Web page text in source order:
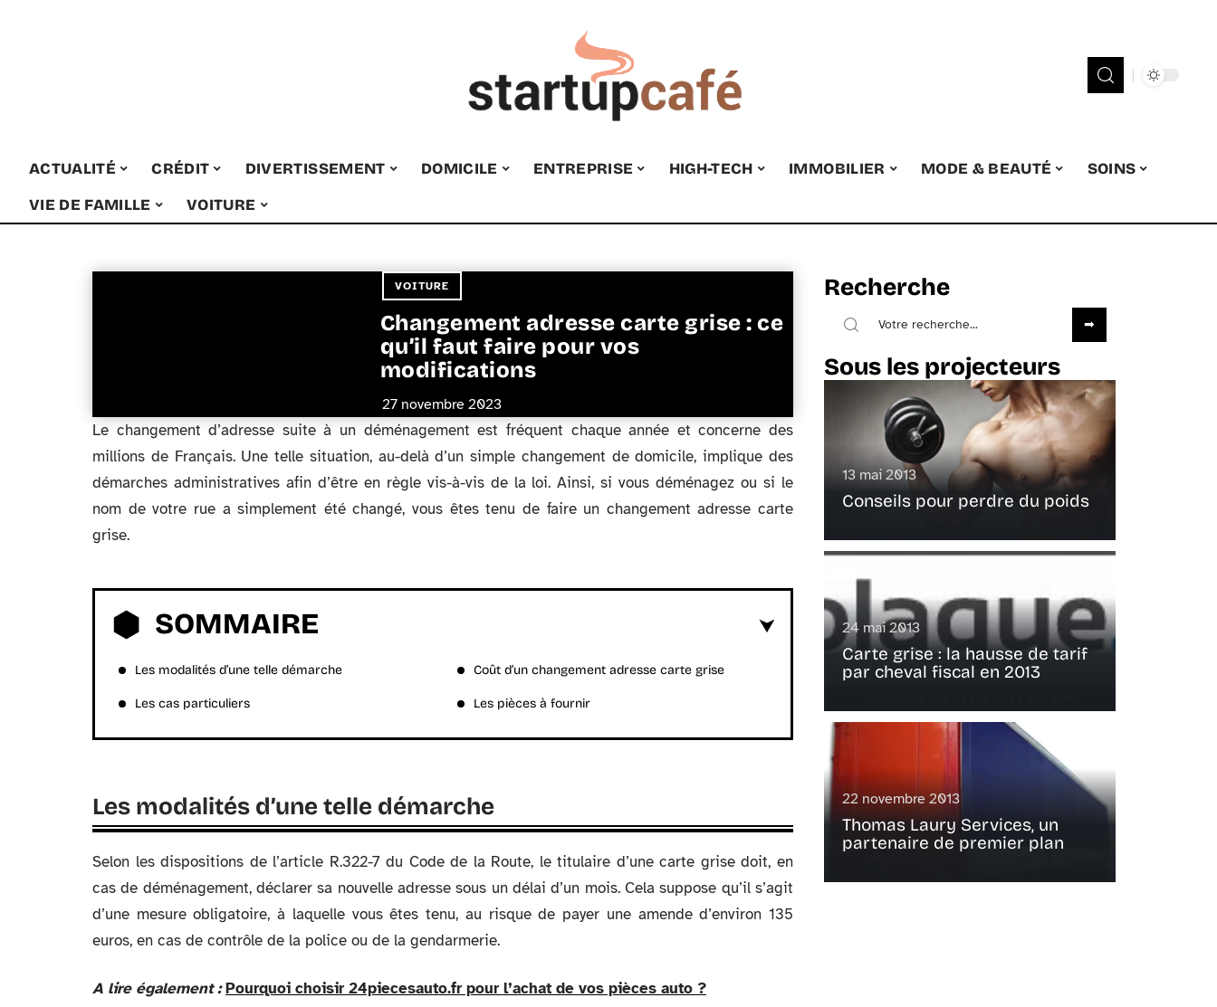
ACTUALITÉ CRÉDIT DIVERTISSEMENT DOMICILE ENTREPRISE HIGH-TECH IMMOBILIER MODE & BEAUTÉ
SOINS
VIE DE FAMILLE
VOITURE
VOITURE
Changement adresse carte grise : ce
qu’il faut faire pour vos
modifications
27 novembre 2023
Le changement d’adresse suite à un déménagement est fréquent chaque année et concerne des
millions de Français. Une telle situation, au-delà d’un simple changement de domicile, implique des
démarches administratives afin d’être en règle vis-à-vis de la loi. Ainsi, si vous déménagez ou si le
nom de votre rue a simplement été changé, vous êtes tenu de faire un changement adresse carte
grise.
SOMMAIRE
Les modalités d’une telle démarche
Les cas particuliers
Coût d’un changement adresse carte grise
Les pièces à fournir
Les modalités d’une telle démarche
Selon les dispositions de l’article R.322-7 du Code de la Route, le titulaire d’une carte grise doit, en
cas de déménagement, déclarer sa nouvelle adresse sous un délai d’un mois. Cela suppose qu’il s’agit
d’une mesure obligatoire, à laquelle vous êtes tenu, au risque de payer une amende d’environ 135
euros, en cas de contrôle de la police ou de la gendarmerie.
A lire également : Pourquoi choisir 24piecesauto.fr pour l’achat de vos pièces auto ?
Recherche
Sous les projecteurs
13 mai 2013
Conseils pour perdre du poids
24 mai 2013
Carte grise : la hausse de tarif
par cheval fiscal en 2013
22 novembre 2013
Thomas Laury Services, un
partenaire de premier plan